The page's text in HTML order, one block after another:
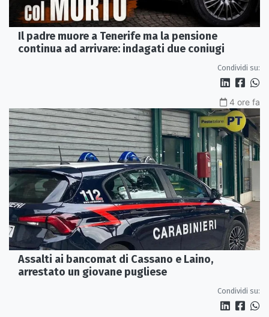
Il padre muore a Tenerife ma la pensione
continua ad arrivare: indagati due coniugi
Condividi su:
4 ore fa
Assalti ai bancomat di Cassano e Laino,
arrestato un giovane pugliese
Condividi su: